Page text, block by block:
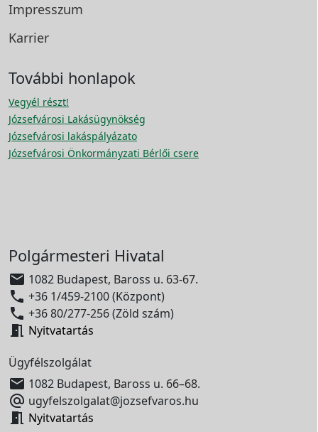
Impresszum
Karrier
További honlapok
Vegyél részt!
Józsefvárosi Lakásügynökség
Józsefvárosi lakáspályázato
Józsefvárosi Önkormányzati Bérlői csere
Polgármesteri Hivatal
 1082 Budapest, Baross u. 63-67.
 +36 1/459-2100 (Központ)
 +36 80/277-256 (Zöld szám)
 Nyitvatartás
Ügyfélszolgálat
 1082 Budapest, Baross u. 66–68.
 ugyfelszolgalat@jozsefvaros.hu
 Nyitvatartás